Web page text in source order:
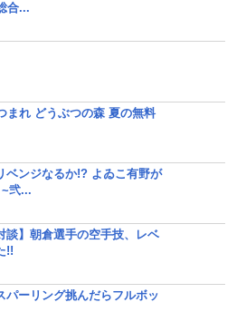
合...
まれ どうぶつの森 夏の無料
ベンジなるか!? よゐこ有野が
弐...
談】朝倉選手の空手技、レベ
!!
パーリング挑んだらフルボッ